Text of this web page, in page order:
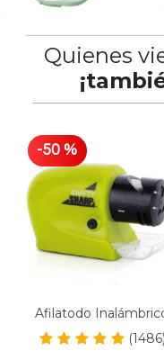
Quienes
-50%
Afilatodo
(1486)